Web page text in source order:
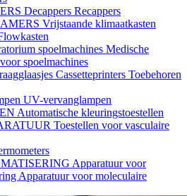
Decappers Recappers
Vrijstaande klimaatkasten
spoelmachines Medische
spoelmachines
Cassetteprinters Toebehoren
UV-vervanglampen
Automatische kleuringstoestellen
Toestellen voor vasculaire
Apparatuur voor
Apparatuur voor moleculaire